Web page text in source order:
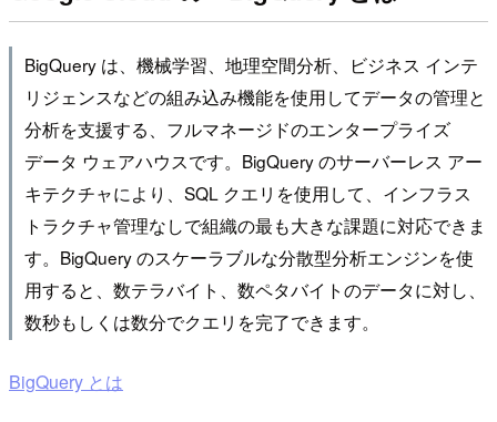
BigQuery は、機械学習、地理空間分析、ビジネス インテ
リジェンスなどの組み込み機能を使用してデータの管理と
分析を支援する、フルマネージドのエンタープライズ
データ ウェアハウスです。BigQuery のサーバーレス アー
キテクチャにより、SQL クエリを使用して、インフラス
トラクチャ管理なしで組織の最も大きな課題に対応できま
す。BigQuery のスケーラブルな分散型分析エンジンを使
用すると、数テラバイト、数ペタバイトのデータに対し、
数秒もしくは数分でクエリを完了できます。
BigQuery とは